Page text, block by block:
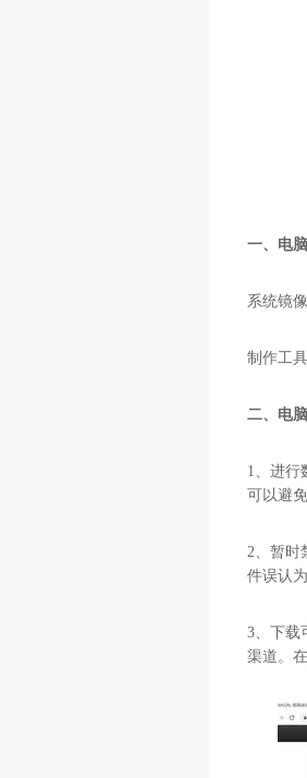
一、电
系统镜
制作工
二、电
1、进行
可以避
2、暂时
件误认
3、下载
渠道。